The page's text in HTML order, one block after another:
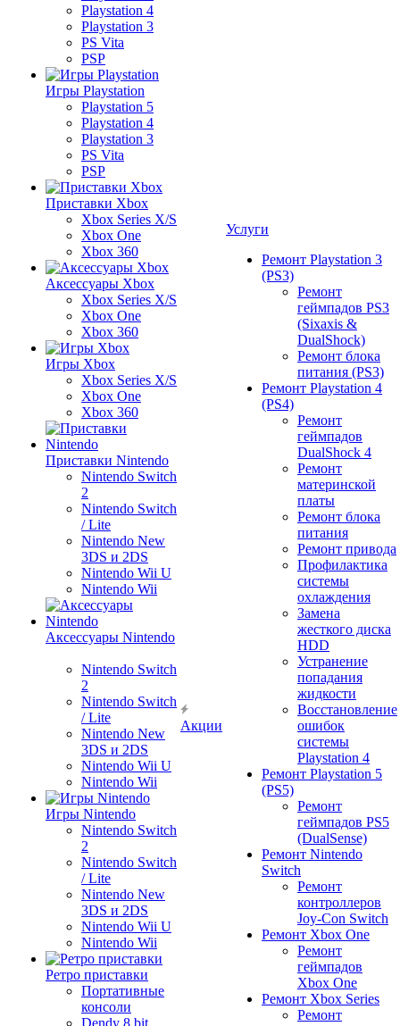
Playstation 4
Playstation 3
PS Vita
PSP
Игры Playstation
Playstation 5
Playstation 4
Playstation 3
PS Vita
PSP
Приставки Xbox
Xbox Series X/S
Xbox One
Xbox 360
Аксессуары Xbox
Xbox Series X/S
Xbox One
Xbox 360
Игры Xbox
Xbox Series X/S
Xbox One
Xbox 360
Приставки Nintendo
Nintendo Switch
2
Nintendo Switch
/ Lite
Nintendo New
3DS и 2DS
Nintendo Wii U
Nintendo Wii
Аксессуары Nintendo
Nintendo Switch
2
Nintendo Switch
/ Lite
Nintendo New
3DS и 2DS
Nintendo Wii U
Nintendo Wii
Игры Nintendo
Nintendo Switch
2
Nintendo Switch
/ Lite
Nintendo New
3DS и 2DS
Nintendo Wii U
Nintendo Wii
Ретро приставки
Портативные
консоли
Dendy 8 bit
Акции
Услуги
Ремонт Playstation 3
(PS3)
Ремонт
геймпадов PS3
(Sixaxis &
DualShock)
Ремонт блока
питания (PS3)
Ремонт Playstation 4
(PS4)
Ремонт
геймпадов
DualShock 4
Ремонт
материнской
платы
Ремонт блока
питания
Ремонт привода
Профилактика
системы
охлаждения
Замена
жесткого диска
HDD
Устранение
попадания
жидкости
Восстановление
ошибок
системы
Playstation 4
Ремонт Playstation 5
(PS5)
Ремонт
геймпадов PS5
(DualSense)
Ремонт Nintendo
Switch
Ремонт
контроллеров
Joy-Con Switch
Ремонт Xbox One
Ремонт
геймпадов
Xbox One
Ремонт Xbox Series
Ремонт